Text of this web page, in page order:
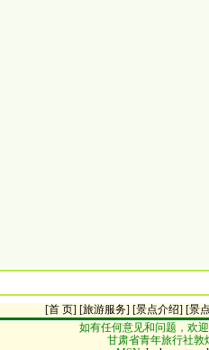
[首 页] [旅游服务] [景点介绍] [景
如有任何意见和问题，欢
甘肃省青年旅行社敦煌